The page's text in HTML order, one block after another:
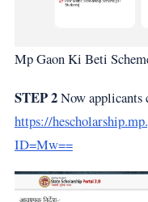
Mp Gaon Ki Beti
STEP 2Now applicants
https://
ID=Mw==